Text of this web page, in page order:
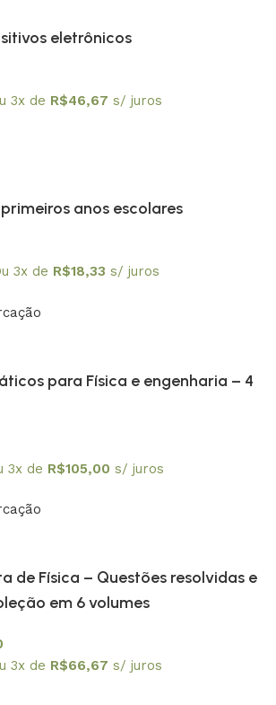
eletrônicos
3x de R$46,67 s/ juros
anos escolares
3x de R$18,33 s/ juros
para Física e engenharia – 4
3x de R$105,00 s/ juros
de Física – Questões resolvidas e
em 6 volumes
3x de R$66,67 s/ juros